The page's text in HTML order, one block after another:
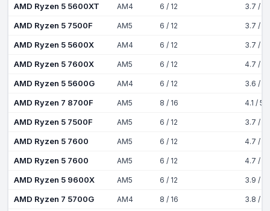
AMD Ryzen 5 5600XT AM4 6 / 12 3.7 /
AMD Ryzen 5 7500F AM5 6 / 12 3.7 /
AMD Ryzen 5 5600X AM4 6 / 12 3.7 /
AMD Ryzen 5 7600X AM5 6 / 12 4.7 /
AMD Ryzen 5 5600G AM4 6 / 12 3.6 /
AMD Ryzen 7 8700F AM5 8 / 16 4.1 /
AMD Ryzen 5 7500F AM5 6 / 12 3.7 /
AMD Ryzen 5 7600 AM5 6 / 12 4.7 /
AMD Ryzen 5 7600 AM5 6 / 12 4.7 /
AMD Ryzen 5 9600X AM5 6 / 12 3.9 /
AMD Ryzen 7 5700G AM4 8 / 16 3.8 /